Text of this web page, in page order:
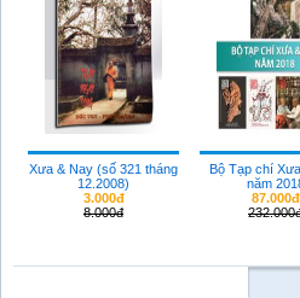
Xưa & Nay (số 321 tháng
12.2008)
3.000đ
8.000đ
Bộ Tạp chí
năm
87.000đ